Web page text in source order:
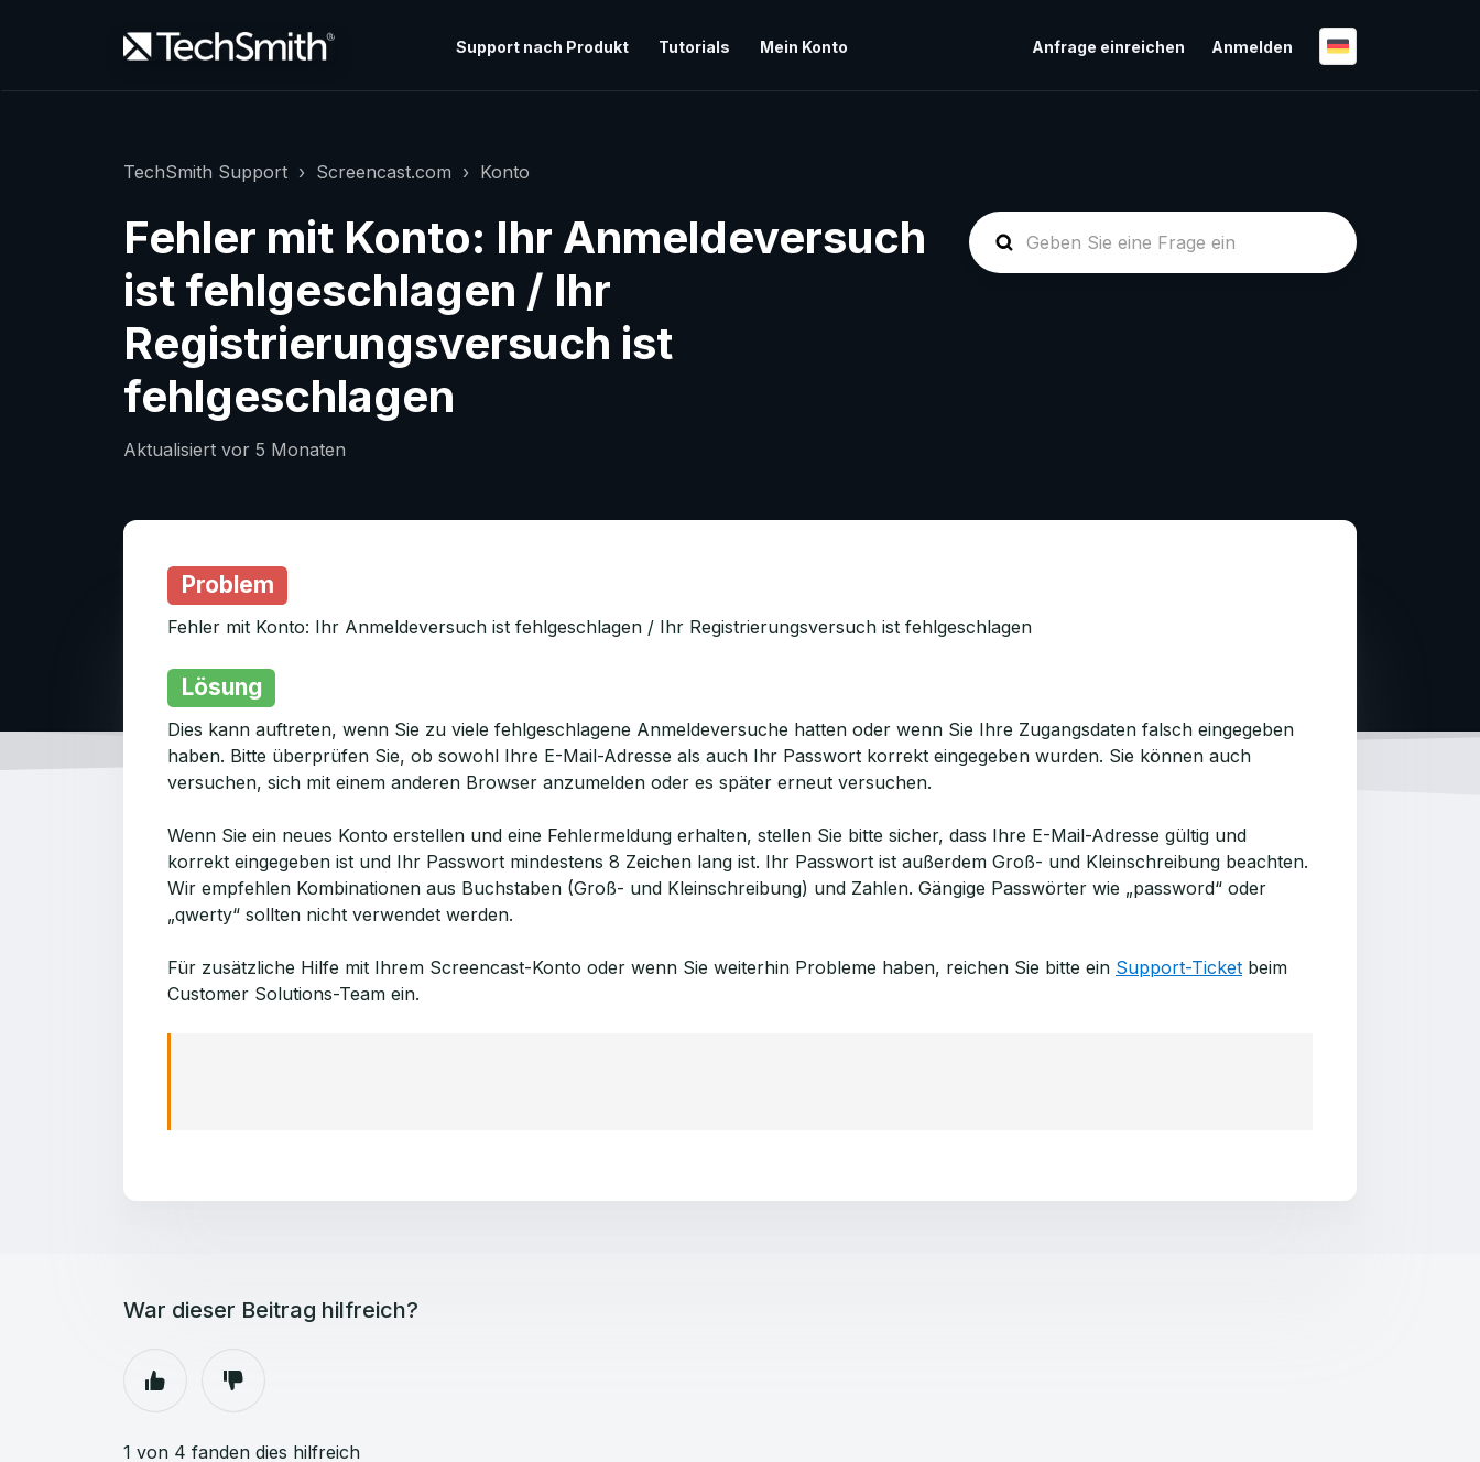
Support nach Produkt Tutorials Mein Konto Anfrage einreichen Anmelden
TechSmith Support Screencast.com Konto
Fehler mit Konto: Ihr Anmeldeversuch
ist fehlgeschlagen / Ihr
Registrierungsversuch ist
fehlgeschlagen
Aktualisiert vor 5 Monaten
Problem
Fehler mit Konto: Ihr Anmeldeversuch ist fehlgeschlagen / Ihr Registrierungsversuch ist fehlgeschlagen
Lösung
Dies kann auftreten, wenn Sie zu viele fehlgeschlagene Anmeldeversuche hatten oder wenn Sie Ihre Zugangsdaten falsch eingegeben
haben. Bitte überprüfen Sie, ob sowohl Ihre E-Mail-Adresse als auch Ihr Passwort korrekt eingegeben wurden. Sie können auch
versuchen, sich mit einem anderen Browser anzumelden oder es später erneut versuchen.
Wenn Sie ein neues Konto erstellen und eine Fehlermeldung erhalten, stellen Sie bitte sicher, dass Ihre E-Mail-Adresse gültig und
korrekt eingegeben ist und Ihr Passwort mindestens 8 Zeichen lang ist. Ihr Passwort ist außerdem Groß- und Kleinschreibung beachten.
Wir empfehlen Kombinationen aus Buchstaben (Groß- und Kleinschreibung) und Zahlen. Gängige Passwörter wie „password“ oder
„qwerty“ sollten nicht verwendet werden.
Für zusätzliche Hilfe mit Ihrem Screencast-Konto oder wenn Sie weiterhin Probleme haben, reichen Sie bitte ein Support-Ticket beim
Customer Solutions-Team ein.
War dieser Beitrag hilfreich?
1 von 4 fanden dies hilfreich